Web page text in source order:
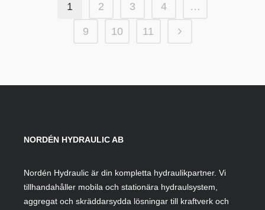
1 2 3 4 …
9 10 11
NORDÉN HYDRAULIC AB
Nordén Hydraulic är din kompletta hydraulikpartner. Vi
tillhandahåller mobila och stationära hydraulsystem,
aggregat och skräddarsydda lösningar till kraftverk och